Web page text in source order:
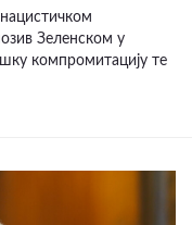
Зеленском у
компромитацију те